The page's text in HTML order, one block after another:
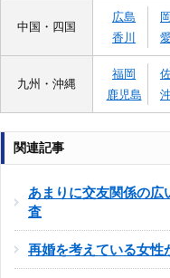
中国・四国
広島
香川
九州・沖縄
福岡
鹿児島
関連記事
あまりに交友関係の広
査
再婚を考えている女性